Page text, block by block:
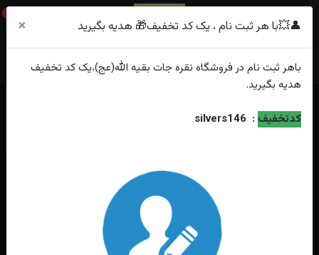
0
خانه
فهرست محصولات
انگشترنقره عقیق سرخ یمنی اصل زنانه تراش الماسی
👤💥با هر ثبت نام ، یک کد تخفیف🎁 هدیه بگیرید ×
باهر ثبت نام در فروشگاه نقره جات بقیه الله(عج)،یک کد تخفیف
هدیه بگیرید.
کدتخفیف :
silvers146